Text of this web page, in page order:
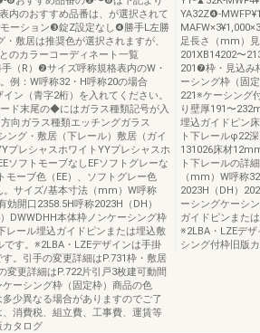
内のおすすめ品番は、が選択されて
ーション❸錠Z設定なし❹勝手L左勝
敷居は推奨色が選択されますが、
のカラーコーディネート一覧
（R）❷サイズ呼称規格表内のW・
例：W呼称32・H呼称20の場合
ン（青字2桁）を入れてください。
ド末尾の◆にはガラス種類記号が入
向ガラス種類エッチングガラス
グ・敷居（下レール）敷居（ガイ
プレシャスホワイトYYプレシャスホ
ソフトモーブなしEFソフトグレーな
モーブ色（EE）、ソフトグレー色
。サイズ/基本寸法（mm）W呼称
効開口2358.5H呼称2023H（DH）
DWWDHH本体枠ノンケーシング枠
レール埋込ガイドピンまたは埋込敷
す。※2LBA・LZEデザインは手掛
。引手の変更詳細はP.731枠・敷居
変更詳細はP.722片引戸3枚建可動間
ーシング枠（固定枠）商品の色
少異なる場合がありますのでご了
消費税、組立費、工事費、運賃等
カタログ
YA32Z❹-
足長さ（mm）
201XB14202〜
201❼枠・見込み
ーシング枠（固
221※ケーシング
り壁厚191〜
埋込ガイドピン
ト下レールφ22
131026床材
ト下レールの詳
（mm）W呼称
2023H（DH）
ーシングケーシ
ガイドピンまた
※2LBA・LZEデ
シング付枠旧版